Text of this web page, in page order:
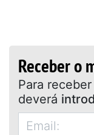
Receber o
deverá